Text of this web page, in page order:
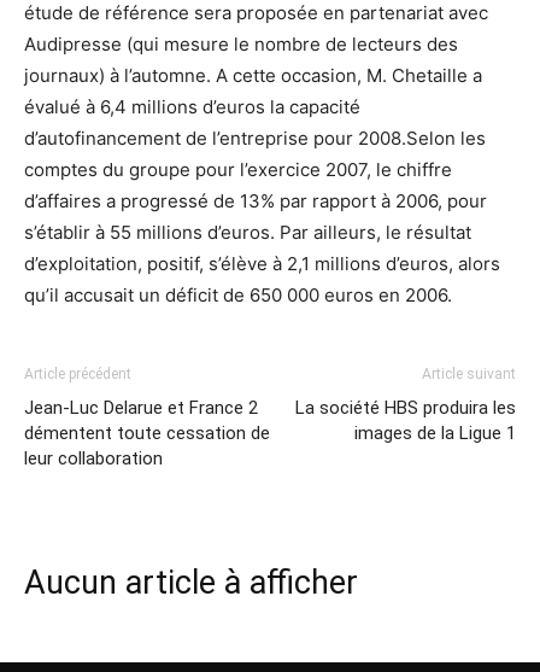
étude de référence sera proposée en partenariat avec
Audipresse (qui mesure le nombre de lecteurs des
journaux) à l’automne. A cette occasion, M. Chetaille a
évalué à 6,4 millions d’euros la capacité
d’autofinancement de l’entreprise pour 2008.Selon les
comptes du groupe pour l’exercice 2007, le chiffre
d’affaires a progressé de 13% par rapport à 2006, pour
s’établir à 55 millions d’euros. Par ailleurs, le résultat
d’exploitation, positif, s’élève à 2,1 millions d’euros, alors
qu’il accusait un déficit de 650 000 euros en 2006.
Article précédent
Jean-Luc Delarue et France 2
démentent toute cessation de
leur collaboration
Article suivant
La société HBS produira les
images de la Ligue 1
Aucun article à afficher